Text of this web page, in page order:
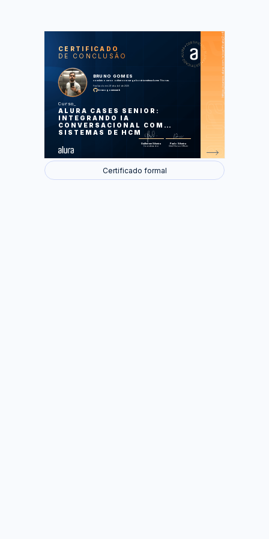
CERTIFICADO
DE CONCLUSÃO
BRUNO GOMES
concluiu o curso online com carga horária estimada em 1 horas.
Finalizado em 29 de abril de 2025
brunogomesweb
Curso
ALURA CASES SENIOR:
INTEGRANDO IA
CONVERSACIONAL COM
SISTEMAS DE HCM
Guilherme Silveira
Coordenador
Paulo Silveira
Chief Vision Officer
https://cursos.alura.com.br/certificate/2c4c5046-227f-48d3-b6c8-e7567990be3f
LAS
Conheça o Case RH Senior
Certificado formal